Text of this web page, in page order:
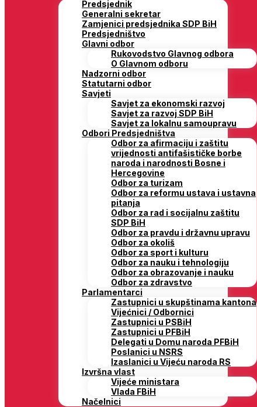
Predsjednik
Generalni sekretar
Zamjenici predsjednika SDP BiH
Predsjedništvo
Glavni odbor
Rukovodstvo Glavnog odbora
O Glavnom odboru
Nadzorni odbor
Statutarni odbor
Savjeti
Savjet za ekonomski razvoj
Savjet za razvoj SDP BiH
Savjet za lokalnu samoupravu
Odbori Predsjedništva
Odbor za afirmaciju i zaštitu
vrijednosti antifašističke borbe
naroda i narodnosti Bosne i
Hercegovine
Odbor za turizam
Odbor za reformu ustava i ustavna
pitanja
Odbor za rad i socijalnu zaštitu
SDP BiH
Odbor za pravdu i državnu upravu
Odbor za okoliš
Odbor za sport i kulturu
Odbor za nauku i tehnologiju
Odbor za obrazovanje i nauku
Odbor za zdravstvo
Parlamentarci
Zastupnici u skupštinama kantona
Vijećnici / Odbornici
Zastupnici u PSBiH
Zastupnici u PFBiH
Delegati u Domu naroda PFBiH
Poslanici u NSRS
Izaslanici u Vijeću naroda RS
Izvršna vlast
Vijeće ministara
Vlada FBiH
Načelnici